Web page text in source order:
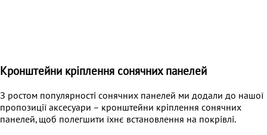
Кронштейни кріплення сонячних панелей
З ростом популярності сонячних панелей ми додали до нашої
пропозиції аксесуари – кронштейни кріплення сонячних
панелей, щоб полегшити їхнє встановлення на покрівлі.